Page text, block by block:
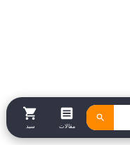
مقالات سبد